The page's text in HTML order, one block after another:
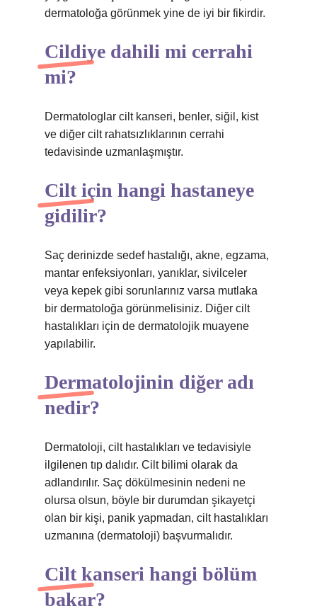
dermatoloğa görünmek yine de iyi bir fikirdir.
Cildiye dahili mi cerrahi
mi?
Dermatologlar cilt kanseri, benler, siğil, kist
ve diğer cilt rahatsızlıklarının cerrahi
tedavisinde uzmanlaşmıştır.
Cilt için hangi hastaneye
gidilir?
Saç derinizde sedef hastalığı, akne, egzama,
mantar enfeksiyonları, yanıklar, sivilceler
veya kepek gibi sorunlarınız varsa mutlaka
bir dermatoloğa görünmelisiniz. Diğer cilt
hastalıkları için de dermatolojik muayene
yapılabilir.
Dermatolojinin diğer adı
nedir?
Dermatoloji, cilt hastalıkları ve tedavisiyle
ilgilenen tıp dalıdır. Cilt bilimi olarak da
adlandırılır. Saç dökülmesinin nedeni ne
olursa olsun, böyle bir durumdan şikayetçi
olan bir kişi, panik yapmadan, cilt hastalıkları
uzmanına (dermatoloji) başvurmalıdır.
Cilt kanseri hangi bölüm
bakar?